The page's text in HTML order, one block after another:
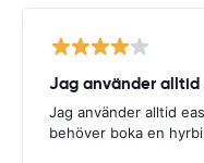
Jag använder alltid
Jag använder alltid
behöver boka en